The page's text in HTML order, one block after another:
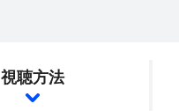
視聴方法